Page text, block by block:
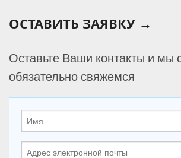
ОСТАВИТЬ ЗАЯВКУ →
Оставьте Ваши контакты и мы
обязательно свяжемся